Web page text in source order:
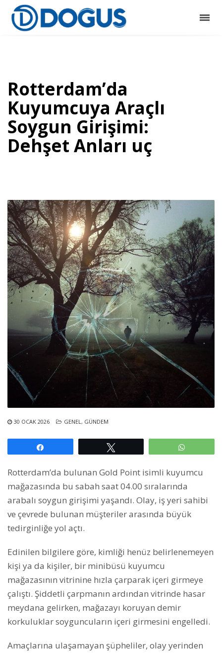
Rotterdam’da
Kuyumcuya Araçlı
Soygun Girişimi:
Dehşet Anları uç
30 OCAK 2026 GENEL, GÜNDEM
Rotterdam’da bulunan Gold Point isimli kuyumcu
mağazasında bu sabah saat 04.00 sıralarında
arabalı soygun girişimi yaşandı. Olay, iş yeri sahibi
ve çevrede bulunan müşteriler arasında büyük
tedirginliğe yol açtı.
Edinilen bilgilere göre, kimliği henüz belirlenemeyen
kişi ya da kişiler, bir minibüsü kuyumcu
mağazasının vitrinine hızla çarparak içeri girmeye
çalıştı. Şiddetli çarpmanın ardından vitrinde hasar
meydana gelirken, mağazayı koruyan demir
korkuluklar soyguncuların içeri girmesini engelledi.
Amaçlarına ulaşamayan şüpheliler, olay yerinden